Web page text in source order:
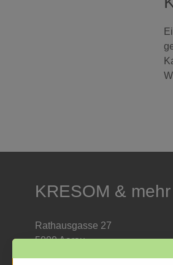
KRESOM & mehr
Rathausgasse 27
5000 Aarau